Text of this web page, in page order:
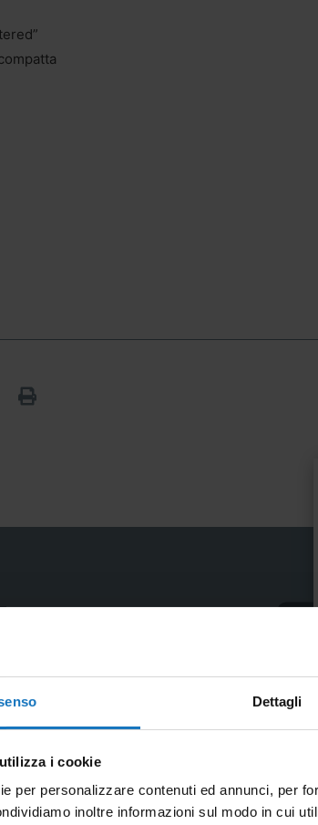
Dettagli
i cookie
per personalizzare contenuti ed annunci, per
inoltre informazioni sul modo in cui